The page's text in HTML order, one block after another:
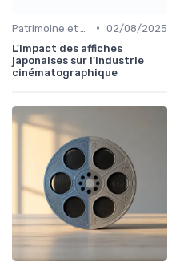
• 02/08/2025
L'impact des affiches
japonaises sur l'industrie
cinématographique